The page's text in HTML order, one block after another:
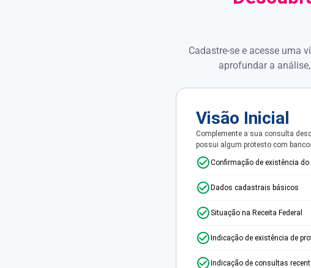
Cadastre-se e acesse uma
aprofundar a
Visão Inicial
Complemente a sua consulta
possui algum protesto com
Confirmação de existência do
Dados cadastrais básicos
Situação na Receita Federal
Indicação de existência de
Indicação de consultas